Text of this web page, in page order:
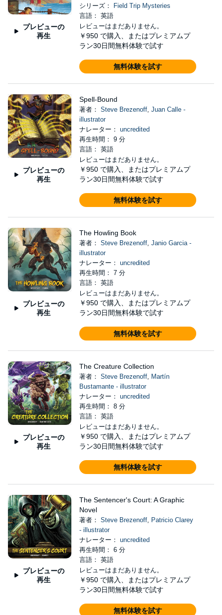
プレビューの
再生
シリーズ：
Field Trip Mysteries
言語： 英語
レビューはまだありません。
￥950 で購入、またはプレミアムプ
ラン30日間無料体験で試す
無料体験を試す
プレビューの
再生
Spell-Bound
著者： Steve Brezenoff, Juan Calle -
illustrator
ナレーター： uncredited
再生時間： 9 分
言語： 英語
レビューはまだありません。
￥950 で購入、またはプレミアムプ
ラン30日間無料体験で試す
無料体験を試す
プレビューの
再生
The Howling Book
著者： Steve Brezenoff, Janio Garcia -
illustrator
ナレーター： uncredited
再生時間： 7 分
言語： 英語
レビューはまだありません。
￥950 で購入、またはプレミアムプ
ラン30日間無料体験で試す
無料体験を試す
プレビューの
再生
The Creature Collection
著者： Steve Brezenoff, Martín
Bustamante - illustrator
ナレーター： uncredited
再生時間： 8 分
言語： 英語
レビューはまだありません。
￥950 で購入、またはプレミアムプ
ラン30日間無料体験で試す
無料体験を試す
プレビューの
再生
The Sentencer's Court: A Graphic
Novel
著者： Steve Brezenoff, Patricio Clarey
- illustrator
ナレーター： uncredited
再生時間： 6 分
言語： 英語
レビューはまだありません。
￥950 で購入、またはプレミアムプ
ラン30日間無料体験で試す
無料体験を試す